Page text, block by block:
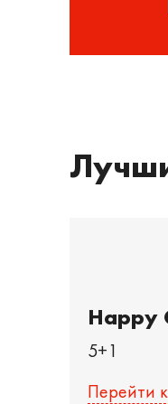
Happy
5+1
Перейти